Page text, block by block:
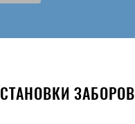
ЗАБОРОВ